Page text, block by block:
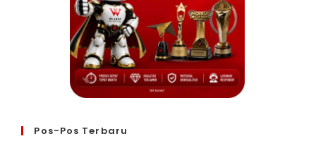
Pos-Pos Terbaru